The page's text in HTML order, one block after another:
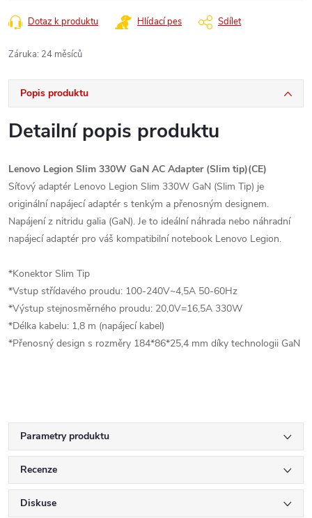
Dotaz k produktu Hlídací pes Sdílet
Záruka: 24 měsíců
Popis produktu
Detailní popis produktu
Lenovo Legion Slim 330W GaN AC Adapter (Slim tip)(CE)
Síťový adaptér Lenovo Legion Slim 330W GaN (Slim Tip) je
originální napájecí adaptér s tenkým a přenosným designem.
Napájení z nitridu galia (GaN). Je to ideální náhrada nebo náhradní
napájecí adaptér pro váš kompatibilní notebook Lenovo Legion.
*Konektor Slim Tip
*Vstup střídavého proudu: 100-240V~4,5A 50-60Hz
*Výstup stejnosměrného proudu: 20,0V=16,5A 330W
*Délka kabelu: 1,8 m (napájecí kabel)
*Přenosný design s rozměry 184*86*25,4 mm díky technologii GaN
Parametry produktu
Recenze
Diskuse